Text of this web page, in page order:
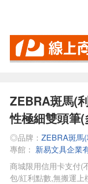
ZEBRA斑馬(
性極細雙頭筆
◎品牌： ZEBRA斑馬
專館： 新易文具企業
商城限用信用卡支付(
包/紅利點數,無搬運上